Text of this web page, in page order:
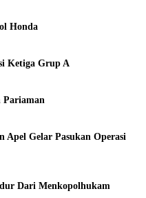
Honda
Ketiga Grup A
Pariaman
Apel Gelar Pasukan Operasi
Dari Menkopolhukam